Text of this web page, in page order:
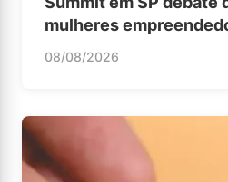
mulheres
08/08/2026